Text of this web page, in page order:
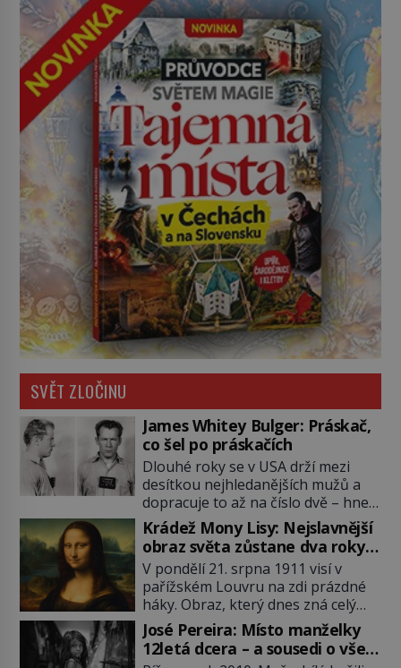
SVĚT ZLOČINU
James Whitey Bulger: Práskač,
co šel po práskačích
Dlouhé roky se v USA drží mezi
desítkou nejhledanějších mužů a
dopracuje to až na číslo dvě – hned
po Usámovi bin Ládinovi (1957–
2011). To je James „Whitey“ Bulger
(1929–2018) viněný ze spoluúčasti
na 19 vraždách, vydírání a lichvy. A
samozřejmě, krom toho je ještě
drogový dealer, který neváhá
odstranit z cesty všechny práskače,
zatímco […]
Krádež Mony Lisy: Nejslavnější
obraz světa zůstane dva roky
nezvěstný
V pondělí 21. srpna 1911 visí v
pařížském Louvru na zdi prázdné
háky. Obraz, který dnes zná celý
svět, je pryč. Zpočátku si nikdo
nemyslí, že jde o krádež.
Zaměstnanci jsou přesvědčeni, že
José Pereira: Místo manželky
12letá dcera – a sousedi o všem